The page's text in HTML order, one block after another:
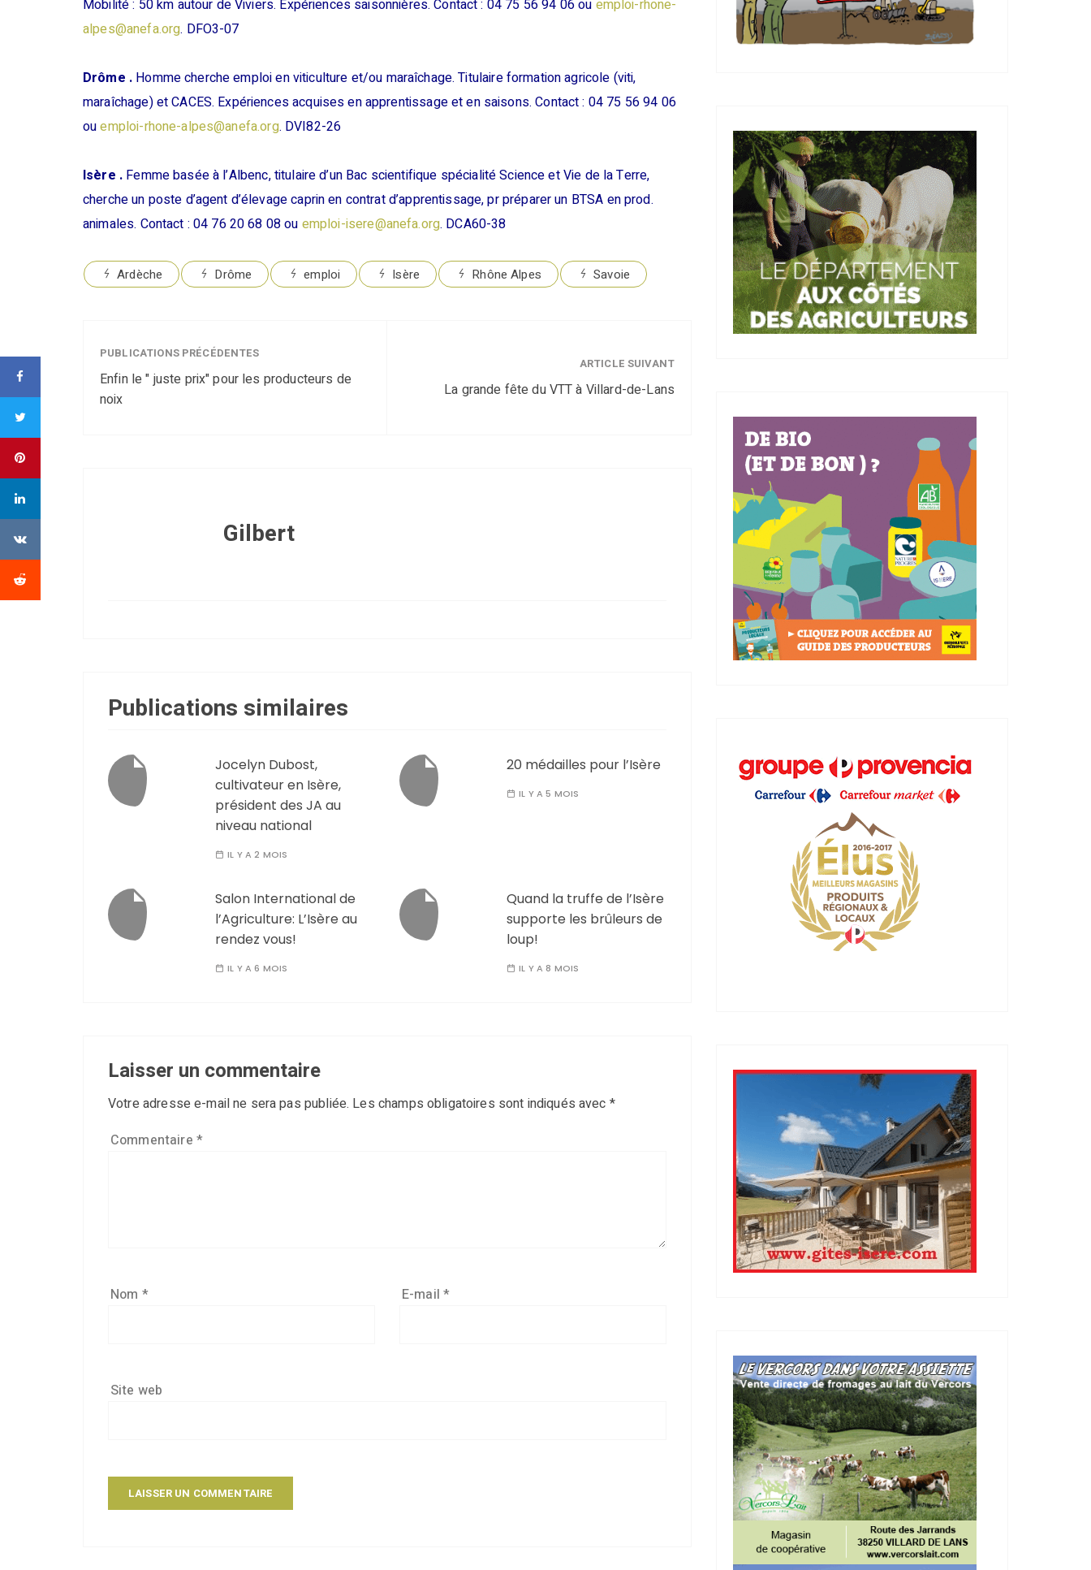
Mobilité : 50 km autour de Viviers. Expériences saisonnières. Contact : 04 75 56 94 06 ou emploi-rhone-
alpes@anefa.org. DFO3-07
Drôme . Homme cherche emploi en viticulture et/ou maraîchage. Titulaire formation agricole (viti,
maraîchage) et CACES. Expériences acquises en apprentissage et en saisons. Contact : 04 75 56 94 06
ouemploi-rhone-alpes@anefa.org. DVI82-26
Isère . Femme basée à l’Albenc, titulaire d’un Bac scientifique spécialité Science et Vie de la Terre,
cherche un poste d’agent d’élevage caprin en contrat d’apprentissage, pr préparer un BTSA en prod.
animales. Contact : 04 76 20 68 08 ou emploi-isere@anefa.org. DCA60-38
Ardèche Drôme emploi Isère Rhône Alpes Savoie
PUBLICATIONS PRÉCÉDENTES
Enfin le " juste prix" pour les producteurs de
noix
ARTICLE SUIVANT
La grande fête du VTT à Villard-de-Lans
Gilbert
Publications similaires
Jocelyn Dubost,
cultivateur en Isère,
président des JA au
niveau national
IL Y A 2 MOIS
20 médailles pour l’Isère
IL Y A 5 MOIS
Salon International de
l’Agriculture: L’Isère au
rendez vous!
IL Y A 6 MOIS
Quand la truffe de l’Isère
supporte les brûleurs de
loup!
IL Y A 8 MOIS
Laisser un commentaire
Votre adresse e-mail ne sera pas publiée. Les champs obligatoires sont indiqués avec *
Commentaire *
Nom * E-mail*
Site web